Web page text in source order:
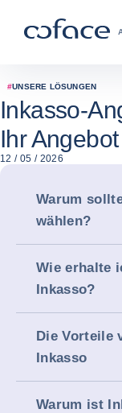
Zurück zur Startseite
#UNSERE LÖSUNGEN
Inkasso-
Ihr
12 / 05 / 2026
Warum
wählen?
Wie erhalte
Inkasso?
Die Vorteile
Inkasso
Warum ist